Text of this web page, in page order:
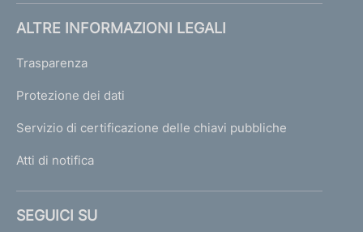
ALTRE INFORMAZIONI LEGALI
Trasparenza
Protezione dei dati
Servizio di certificazione delle chiavi pubbliche
Atti di notifica
SEGUICI SU